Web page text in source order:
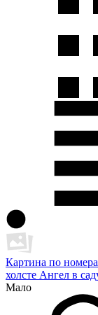
Картина по
холсте Ангел в
Мало